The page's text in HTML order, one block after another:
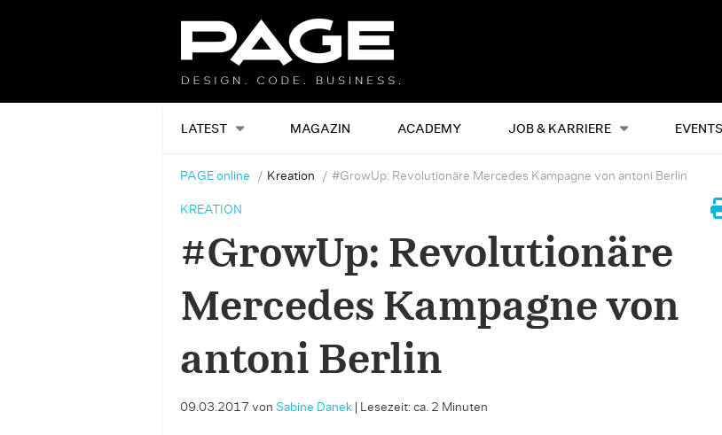
LATEST MAGAZIN ACADEMY JOB & KARRIERE EVENTS
Alles
PAGE online Kreation #GrowUp: Revolutionäre Mercedes Kampagne von antoni Berlin
KREATION
#GrowUp: Revolutionäre
Mercedes Kampagne von
antoni Berlin
09.03.2017 von Sabine Danek| Lesezeit: ca. 2 Minuten